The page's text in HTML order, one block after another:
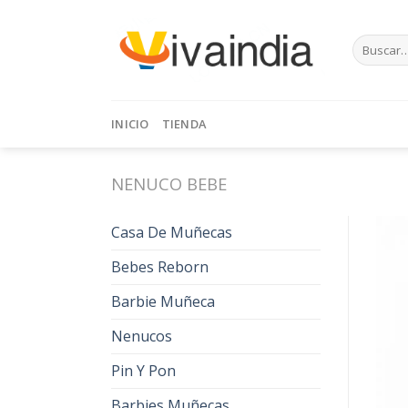
Buscar
por:
INICIO TIENDA
NENUCO BEBE
Casa De Muñecas
Bebes Reborn
Barbie Muñeca
Nenucos
Pin Y Pon